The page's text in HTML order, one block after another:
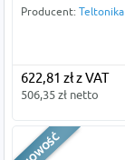
Producent: Teltonika
622,81 zł z VAT
506,35 zł netto